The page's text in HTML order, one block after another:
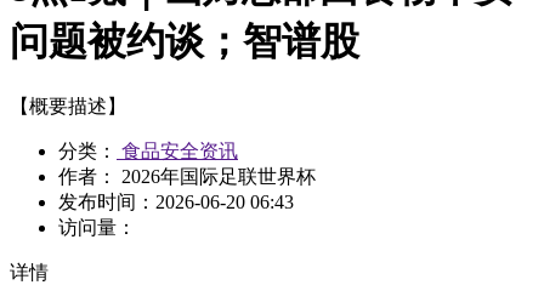
问题被约谈；智谱股
【概要描述】
分类：
食品安全资讯
作者： 2026年国际足联世界杯
发布时间： 2026-06-20 06:43
访问量：
详情